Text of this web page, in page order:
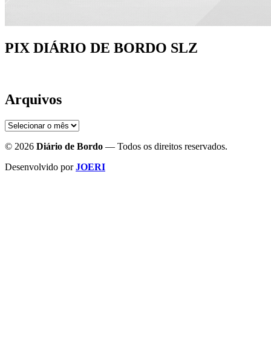
PIX DIÁRIO DE BORDO SLZ
Arquivos
Arquivos
© 2026 Diário de Bordo — Todos os direitos reservados.
Desenvolvido porJOERI